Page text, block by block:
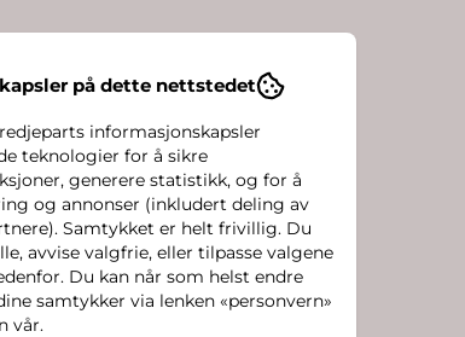
på dette nettstedet
informasjonskapsler
teknologier for å sikre
generere statistikk, og for å
og annonser (inkludert deling av
Samtykket er helt frivillig. Du
avvise valgfrie, eller tilpasse valgene
Du kan når som helst endre
samtykker via lenken «personvern»
vår.